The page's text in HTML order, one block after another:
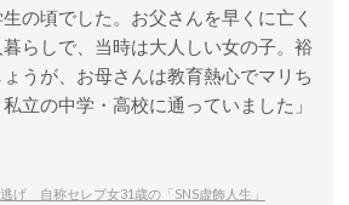
の頃でした。お父さんを早くに亡く
らしで、当時は大人しい女の子。裕
うが、お母さんは教育熱心でマリち
立の中学・高校に通っていました」
げ 自称セレブ女31歳の「SNS虚飾人生」